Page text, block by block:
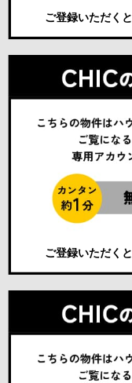
ご登録いただくと
ご登録いただくと